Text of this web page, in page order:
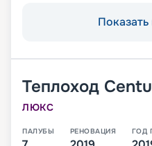
Показать
Теплоход
ЛЮКС
ПАЛУБЫ РЕНОВАЦИЯ ГОД